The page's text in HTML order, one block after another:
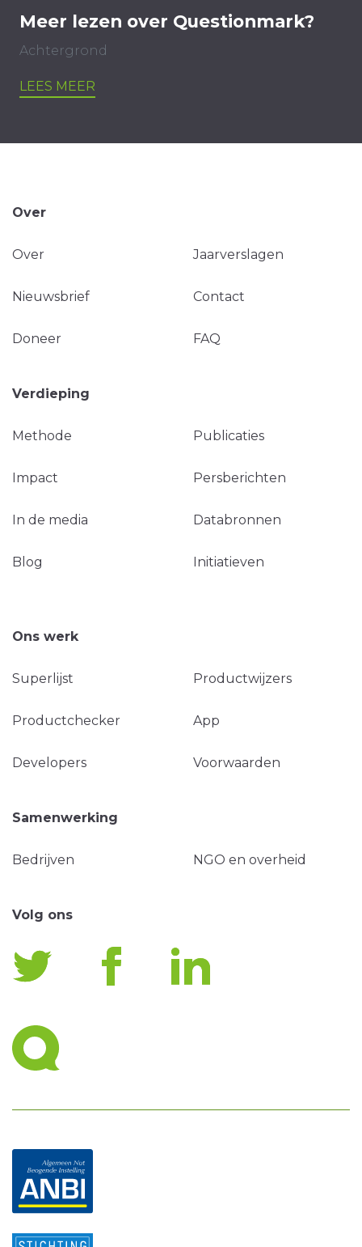
Meer lezen over Questionmark?
Achtergrond
LEES MEER
Over
Over Jaarverslagen
Nieuwsbrief Contact
Doneer FAQ
Verdieping
Methode Publicaties
Impact Persberichten
In de media Databronnen
Blog Initiatieven
Ons werk
Superlijst Productwijzers
Productchecker App
Developers Voorwaarden
Samenwerking
Bedrijven NGO en overheid
Volg ons